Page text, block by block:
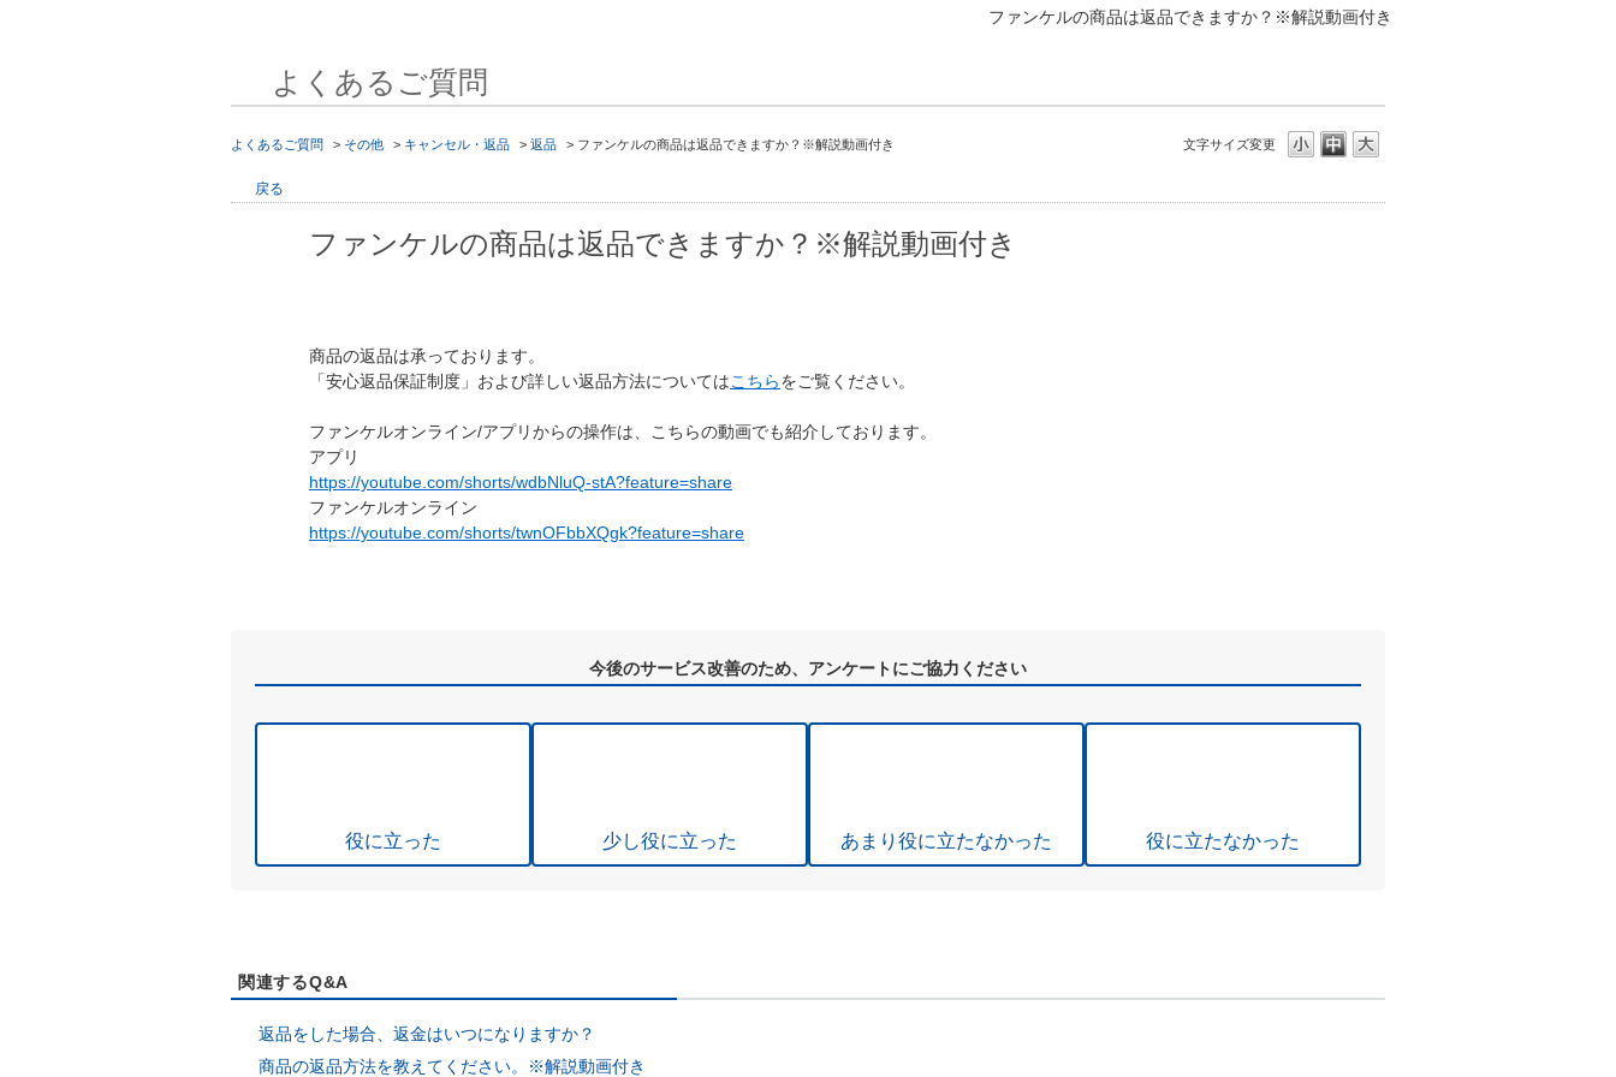
ファンケルの商品は返品できますか？※解説動画付き
よくあるご質問
文字サイズ変更
よくあるご質問 > その他 > キャンセル・返品 > 返品 > ファンケルの商品は返品できますか？※解説動画付き
戻る
ファンケルの商品は返品できますか？※解説動画付き
商品の返品は承っております。
「安心返品保証制度」および詳しい返品方法についてはこちらをご覧ください。
ファンケルオンライン/アプリからの操作は、こちらの動画でも紹介しております。
アプリ
https://youtube.com/shorts/wdbNluQ-stA?feature=share
ファンケルオンライン
https://youtube.com/shorts/twnOFbbXQgk?feature=share
今後のサービス改善のため、アンケートにご協力ください
役に立った 少し役に立った あまり役に立たなかった 役に立たなかった
関連するQ&A
返品をした場合、返金はいつになりますか？
商品の返品方法を教えてください。※解説動画付き